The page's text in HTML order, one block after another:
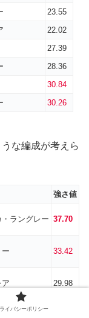
23.55
22.02
27.39
28.36
30.84
30.26
な編成が考えら
強さ値
・ラングレー 37.70
ー 33.42
ア 29.98
イバシーポリシー